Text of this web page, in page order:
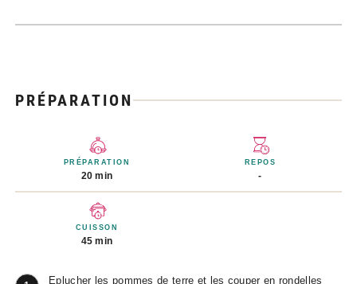
PRÉPARATION
PRÉPARATION
20 min
REPOS
-
CUISSON
45 min
Eplucher les pommes de terre et les couper en rondelles